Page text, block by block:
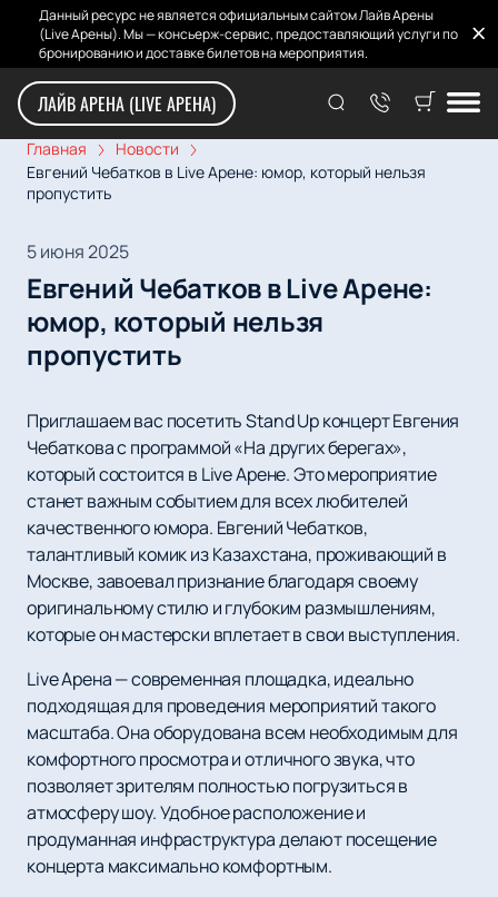
Данный ресурс не является официальным сайтом Лайв Арены
(Live Арены). Мы — консьерж-сервис, предоставляющий услуги по
бронированию и доставке билетов на мероприятия.
ЛАЙВ АРЕНА (LIVE АРЕНА)
Главная
Новости
Евгений Чебатков в Live Арене: юмор, который нельзя
пропустить
5 июня 2025
Евгений Чебатков в Live Арене:
юмор, который нельзя
пропустить
Приглашаем вас посетить Stand Up концерт Евгения
Чебаткова с программой «На других берегах»,
который состоится в Live Арене. Это мероприятие
станет важным событием для всех любителей
качественного юмора. Евгений Чебатков,
талантливый комик из Казахстана, проживающий в
Москве, завоевал признание благодаря своему
оригинальному стилю и глубоким размышлениям,
которые он мастерски вплетает в свои выступления.
Live Арена — современная площадка, идеально
подходящая для проведения мероприятий такого
масштаба. Она оборудована всем необходимым для
комфортного просмотра и отличного звука, что
позволяет зрителям полностью погрузиться в
атмосферу шоу. Удобное расположение и
продуманная инфраструктура делают посещение
концерта максимально комфортным.